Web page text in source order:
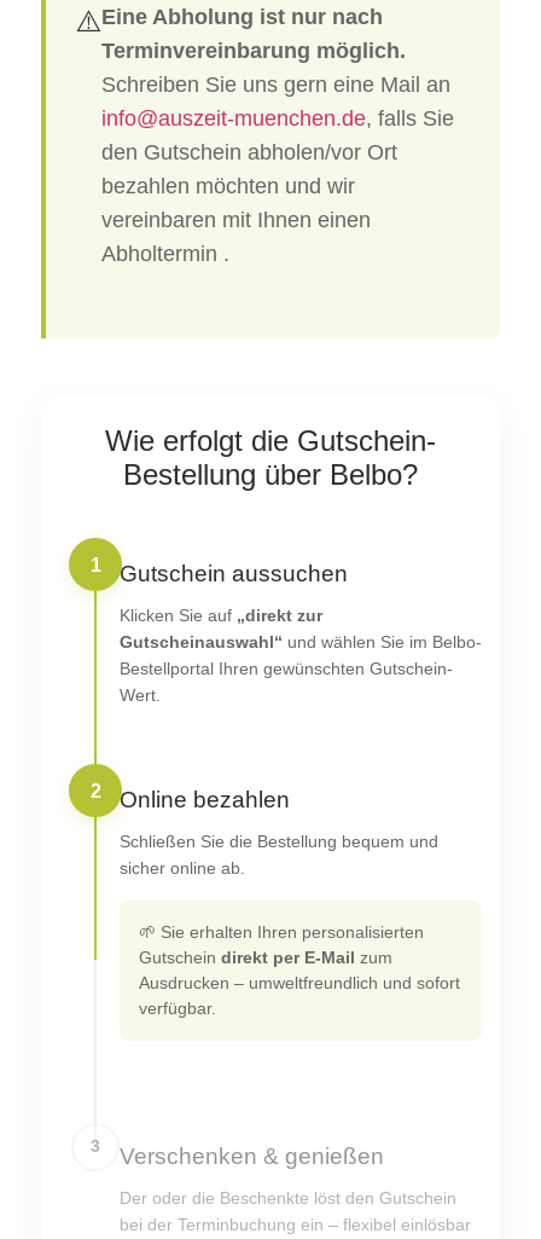
⚠️Eine Abholung ist nur nach
Terminvereinbarung möglich.
Schreiben Sie uns gern eine Mail an
info@auszeit-muenchen.de, falls Sie
den Gutschein abholen/vor Ort
bezahlen möchten und wir
vereinbaren mit Ihnen einen
Abholtermin .
Wie erfolgt die Gutschein-
Bestellung über Belbo?
1 Gutschein aussuchen
Klicken Sie auf „direkt zur
Gutscheinauswahl“ und wählen Sie im Belbo-
Bestellportal Ihren gewünschten Gutschein-
Wert.
2 Online bezahlen
Schließen Sie die Bestellung bequem und
sicher online ab.
🌱 Sie erhalten Ihren personalisierten
Gutschein direkt per E-Mail zum
Ausdrucken – umweltfreundlich und sofort
verfügbar.
3 Verschenken & genießen
Der oder die Beschenkte löst den Gutschein
bei der Terminbuchung ein – flexibel einlösbar